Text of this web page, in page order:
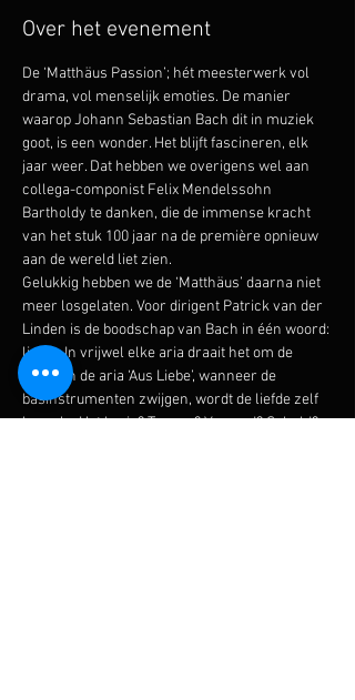
Over het evenement
De ‘Matthäus Passion’; hét meesterwerk vol
drama, vol menselijk emoties. De manier
waarop Johann Sebastian Bach dit in muziek
goot, is een wonder. Het blijft fascineren, elk
jaar weer. Dat hebben we overigens wel aan
collega-componist Felix Mendelssohn
Bartholdy te danken, die de immense kracht
van het stuk 100 jaar na de première opnieuw
aan de wereld liet zien.
Gelukkig hebben we de ‘Matthäus’ daarna niet
meer losgelaten. Voor dirigent Patrick van der
Linden is de boodschap van Bach in één woord:
liefde. In vrijwel elke aria draait het om de
liefde. In de aria ‘Aus Liebe’, wanneer de
basinstrumenten zwijgen, wordt de liefde zelf
hemels. Het kruis? Tranen? Verraad? Schuld?